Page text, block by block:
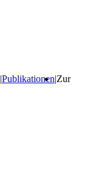
|Publikationen|Zur